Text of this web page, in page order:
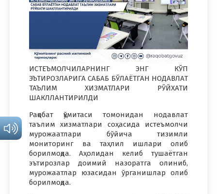
ИСТЕЪМОЛЧИЛАРНИНГ ЭНГ КЎП
ЭЪТИРОЗЛАРИГА САБАБ БЎЛАЁТГАН НОДАВЛАТ
ТАЪЛИМ ХИЗМАТЛАРИ РЎЙХАТИ
ШАКЛЛАНТИРИЛДИ
Рақобат қўмитаси томонидан нодавлат
таълим хизматлари соҳасида истеъмолчи
мурожаатлари бўйича тизимли
мониторинг ва таҳлил ишлари олиб
борилмоқда. Аҳолидан келиб тушаётган
эътирозлар доимий назоратга олиниб,
мурожаатлар юзасидан ўрганишлар олиб
борилмоқда.